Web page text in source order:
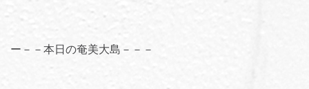
ー－－本日の奄美大島－－－